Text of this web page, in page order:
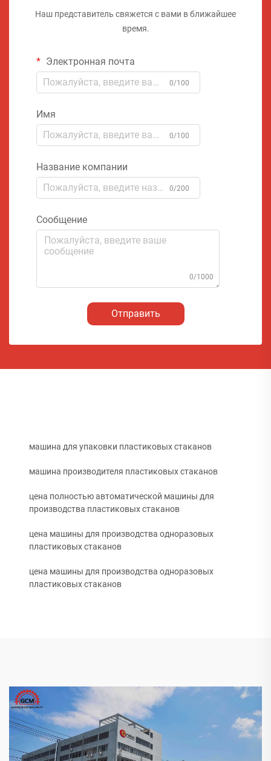
Наш представитель свяжется с вами в ближайшее
время.
Электронная почта
0/100
Имя
0/100
Название компании
0/200
Сообщение
0/1000
Отправить
машина для упаковки пластиковых стаканов
машина производителя пластиковых стаканов
цена полностью автоматической машины для
производства пластиковых стаканов
цена машины для производства одноразовых
пластиковых стаканов
цена машины для производства одноразовых
пластиковых стаканов